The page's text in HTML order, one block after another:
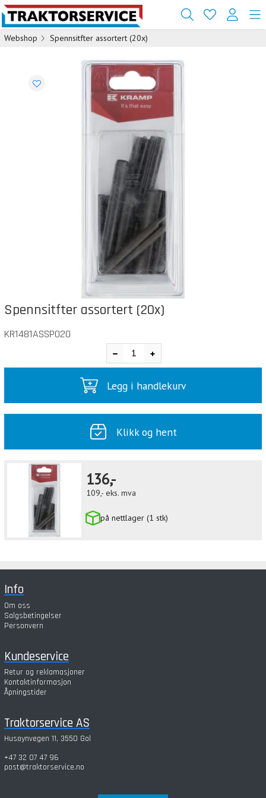
Webshop Spennsitfter assortert (20x)
Spennsitfter assortert (20x)
KR1481ASSP020
Legg i handlekurv
Klikk og hent
136,-
109,- eks. mva
på nettlager (1 stk)
Info
Om oss
Salgsbetingelser
Personvern
Kundeservice
Retur og reklamasjoner
Kontaktinformasjon
Åpningstider
Traktorservice AS
Husøynvegen 11, 3550 Gol
+47 32 07 47 96
post@traktorservice.no